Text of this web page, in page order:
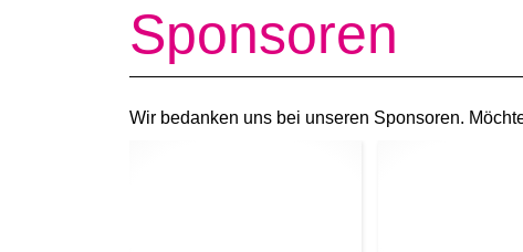
Sponsoren
Wir bedanken uns bei unseren Sponsoren.